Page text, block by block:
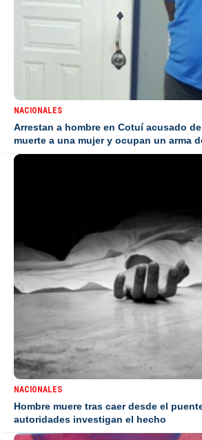
NACIONALES
Arrestan a hombre en Cotuí acusado
muerte a una mujer y ocupan un arma
NACIONALES
Hombre muere tras caer desde el
autoridades investigan el hecho